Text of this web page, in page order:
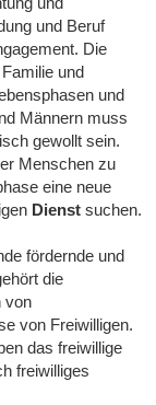
und Beruf
Die
und
und
Männern muss
gewollt sein.
Menschen zu
eine neue
Dienst suchen.
fördernde und
die
von
von Freiwilligen.
das freiwillige
freiwilliges